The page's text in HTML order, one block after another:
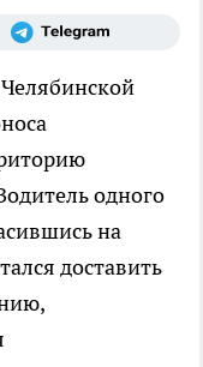
одного
на
доставить